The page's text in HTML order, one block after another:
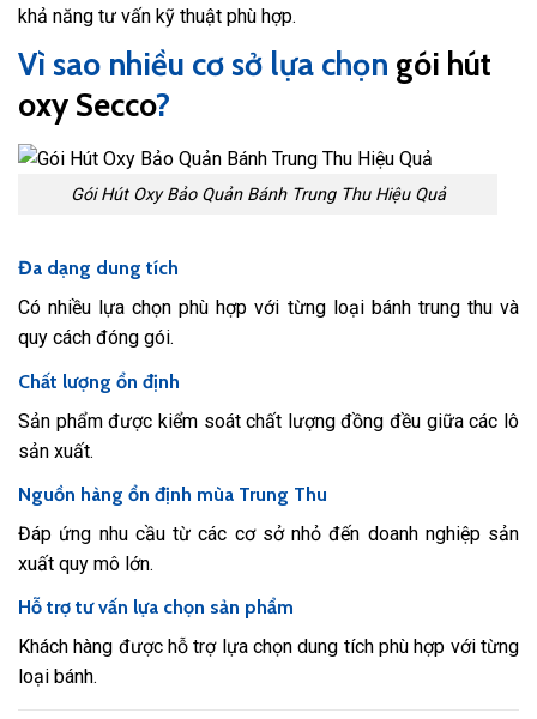
khả năng tư vấn kỹ thuật phù hợp.
Vì sao nhiều cơ sở lựa chọn gói hút
oxy Secco?
Gói Hút Oxy Bảo Quản Bánh Trung Thu Hiệu Quả
Đa dạng dung tích
Có nhiều lựa chọn phù hợp với từng loại bánh trung thu và
quy cách đóng gói.
Chất lượng ổn định
Sản phẩm được kiểm soát chất lượng đồng đều giữa các lô
sản xuất.
Nguồn hàng ổn định mùa Trung Thu
Đáp ứng nhu cầu từ các cơ sở nhỏ đến doanh nghiệp sản
xuất quy mô lớn.
Hỗ trợ tư vấn lựa chọn sản phẩm
Khách hàng được hỗ trợ lựa chọn dung tích phù hợp với từng
loại bánh.